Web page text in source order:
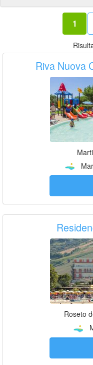
1
Riva Nuova
Roseto